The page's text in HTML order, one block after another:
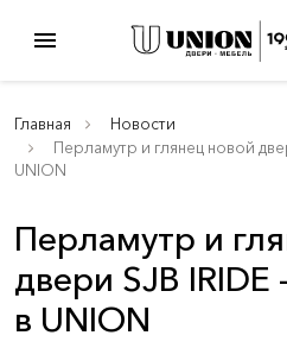
menu
Главная
Новости
Перламутр и глянец новой
UNION
Перламутр и
двери SJB IRIDE
в UNION